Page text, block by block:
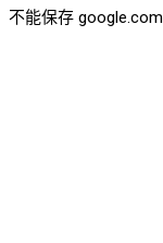
不能保存 google.com